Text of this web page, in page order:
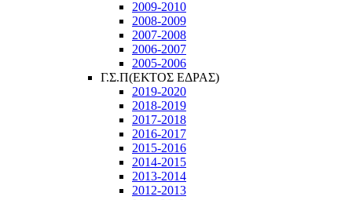
2009-2010
2008-2009
2007-2008
2006-2007
2005-2006
Γ.Σ.Π(ΕΚΤΟΣ ΕΔΡΑΣ)
2019-2020
2018-2019
2017-2018
2016-2017
2015-2016
2014-2015
2013-2014
2012-2013